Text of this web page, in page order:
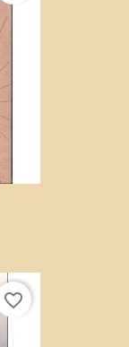
favorite_border